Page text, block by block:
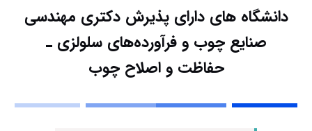
دانشگاه های دارای پذیرش دکتری مهندسی
صنایع چوب و فرآورده‌های سلولزی ـ
حفاظت و اصلاح چوب